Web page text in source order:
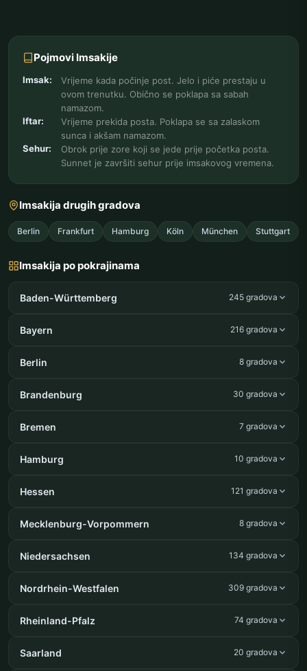
Pojmovi Imsakije
Imsak:
Vrijeme kada počinje post. Jelo i piće prestaju u
ovom trenutku. Obično se poklapa sa sabah
namazom.
Iftar:
Vrijeme prekida posta. Poklapa se sa zalaskom
sunca i akšam namazom.
Sehur:
Obrok prije zore koji se jede prije početka posta.
Sunnet je završiti sehur prije imsakovog vremena.
Imsakija drugih gradova
Berlin Frankfurt Hamburg Köln München Stuttgart
Imsakija po pokrajinama
Baden-Württemberg 245 gradova
Bayern 216 gradova
Berlin 8 gradova
Brandenburg 30 gradova
Bremen 7 gradova
Hamburg 10 gradova
Hessen 121 gradova
Mecklenburg-Vorpommern 8 gradova
Niedersachsen 134 gradova
Nordrhein-Westfalen 309 gradova
Rheinland-Pfalz 74 gradova
Saarland 20 gradova